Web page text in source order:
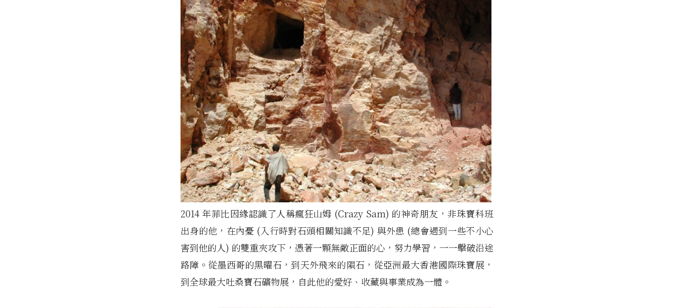
2014 年菲比因緣認識了人稱瘋狂山姆 (Crazy Sam) 的神奇朋友，非珠寶科班
出身的他，在內憂 (入行時對石頭相關知識不足) 與外患 (總會遇到一些不小心
害到他的人) 的雙重夾攻下，憑著一顆無敵正面的心，努力學習，一一擊破沿途
路障。從墨西哥的黑曜石，到天外飛來的隕石，從亞洲最大香港國際珠寶展，
到全球最大吐桑寶石礦物展，自此他的愛好、收藏與事業成為一體。